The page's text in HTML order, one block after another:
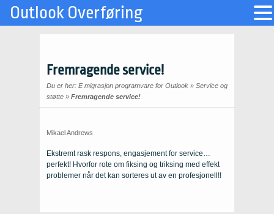
Fremragende service!
Du er her: E migrasjon programvare for Outlook » Service og
støtte » Fremragende service!
Mikael Andrews
Ekstremt rask respons, engasjement for service…
perfekt! Hvorfor rote om fiksing og triksing med effekt
problemer når det kan sorteres ut av en profesjonell!!
Outlook Overføring